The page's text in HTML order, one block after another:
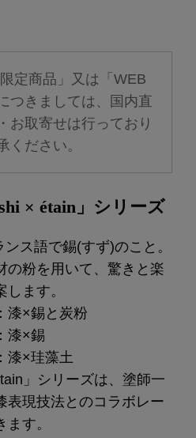
定商品」又は「WEB
つきましては、国内直
お取寄せは行っており
ください。
× étain」シリーズ
ス語で錫(すず)のこと。
の粉を用いて、驚きと楽
ます。
漆×錫と炭粉
×錫
×珪藻土
」シリーズは、塗師一
表現技法とのコラボレー
す。